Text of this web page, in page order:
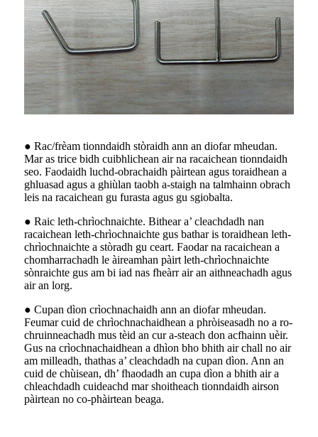
● Rac/frèam tionndaidh stòraidh ann an diofar mheudan.
Mar as trice bidh cuibhlichean air na racaichean tionndaidh
seo. Faodaidh luchd-obrachaidh pàirtean agus toraidhean a
ghluasad agus a ghiùlan taobh a-staigh na talmhainn obrach
leis na racaichean gu furasta agus gu sgiobalta.
● Raic leth-chrìochnaichte. Bithear a’ cleachdadh nan
racaichean leth-chrìochnaichte gus bathar is toraidhean leth-
chrìochnaichte a stòradh gu ceart. Faodar na racaichean a
chomharrachadh le àireamhan pàirt leth-chrìochnaichte
sònraichte gus am bi iad nas fheàrr air an aithneachadh agus
air an lorg.
● Cupan dìon crìochnachaidh ann an diofar mheudan.
Feumar cuid de chrìochnachaidhean a phròiseasadh no a ro-
chruinneachadh mus tèid an cur a-steach don acfhainn uèir.
Gus na crìochnachaidhean a dhìon bho bhith air chall no air
am milleadh, thathas a’ cleachdadh na cupan dìon. Ann an
cuid de chùisean, dh’ fhaodadh an cupa dìon a bhith air a
chleachdadh cuideachd mar shoitheach tionndaidh airson
pàirtean no co-phàirtean beaga.